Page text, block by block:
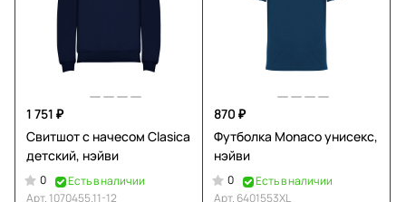
1 751 ₽
Свитшот с начесом Clasica
детский, нэйви
0
Есть в наличии
Арт. 1070455.11-12
870 ₽
Футболка Monaco унисекс,
нэйви
0
Есть в наличии
Арт. 6401553XL